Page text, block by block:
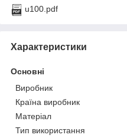
u100.pdf
Характеристики
Основні
Виробник
Країна виробник
Матеріал
Тип використання